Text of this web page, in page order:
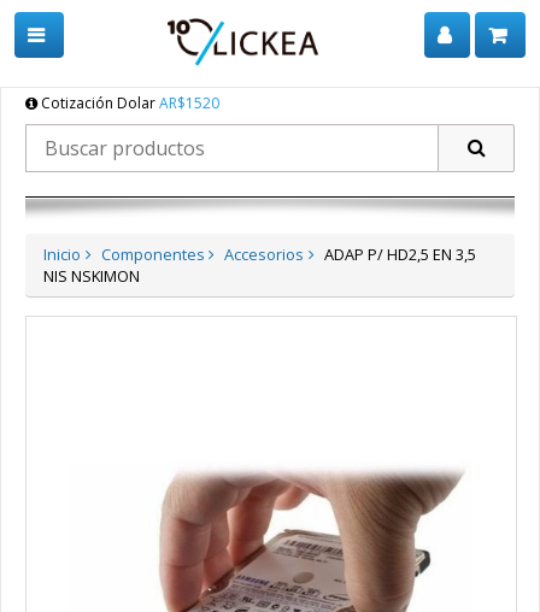
Cotización DolarAR$1520
Inicio Componentes Accesorios
ADAP P/ HD2,5 EN 3,5
NIS NSKIMON